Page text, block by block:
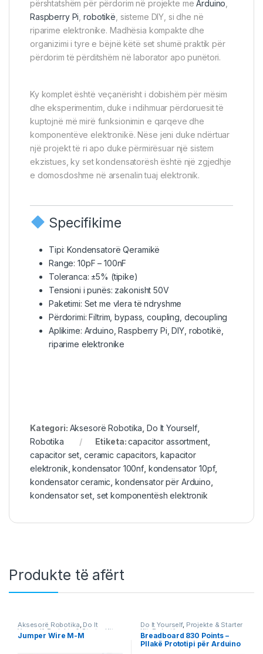
përshtatshëm për përdorim në projekte meArduino
Raspberry Pi ,robotikë , sisteme DIY, si dhe në
riparime elektronike. Madhësia kompakte dhe
organizimi i tyre e bëjnë këtë set shumë praktik për
përdorim të përditshëm në laborator apo punëtori.
Ky komplet është veçanërisht i dobishëm për mësim
dhe eksperimentim, duke i ndihmuar përdoruesit të
kuptojnë më mirë funksionimin e qarqeve dhe
komponentëve elektronikë. Nëse jeni duke ndërtuar
një projekt të ri apo duke përmirësuar një sistem
ekzistues, ky set kondensatorësh është një zgjedhje
e domosdoshme në arsenalin tuaj elektronik.
Specifikime
Tipi: Kondensatorë Qeramikë
Range: 10pF – 100nF
Toleranca: ±5% (tipike)
Tensioni i punës: zakonisht 50V
Paketimi: Set me vlera të ndryshme
Përdorimi: Filtrim, bypass, coupling, decoupling
Aplikime: Arduino, Raspberry Pi, DIY, robotikë,
riparime elektronike
Kategori: Aksesorë Robotika Do It Yourself
Robotika
Etiketa:capacitor assortment,
capacitor set ceramic capacitors ,kapacitor
elektronik ,kondensator 100nf, kondensator 10pf,
kondensator ceramic ,kondensator për Arduino
kondensator set, set komponentësh elektronik
Produkte të afërt
Aksesorë Robotika, Do It
Yourself, Projekte & Starter Kit
Robotika
Jumper Wire M-M
Do It Yourself, Projekte & Starter
Kit Robotika
Breadboard 830 Points –
Pllakë Prototipi për Arduino